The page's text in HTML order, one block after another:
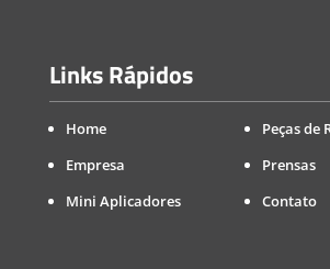
Links Rápidos
Home
Empresa
Mini Aplicadores
Peças de
Prensas
Contato